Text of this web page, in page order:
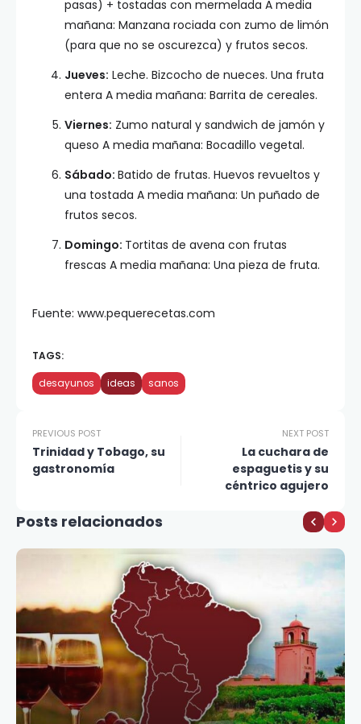
pasas) + tostadas con mermelada A media
mañana: Manzana rociada con zumo de limón
(para que no se oscurezca) y frutos secos.
Jueves: Leche. Bizcocho de nueces. Una fruta
entera A media mañana: Barrita de cereales.
Viernes: Zumo natural y sandwich de jamón y
queso A media mañana: Bocadillo vegetal.
Sábado: Batido de frutas. Huevos revueltos y
una tostada A media mañana: Un puñado de
frutos secos.
Domingo: Tortitas de avena con frutas
frescas A media mañana: Una pieza de fruta.
Fuente: www.pequerecetas.com
TAGS:
desayunos ideas sanos
PREVIOUS POST
Trinidad y Tobago, su
gastronomía
NEXT POST
La cuchara de
espaguetis y su
céntrico agujero
Posts relacionados